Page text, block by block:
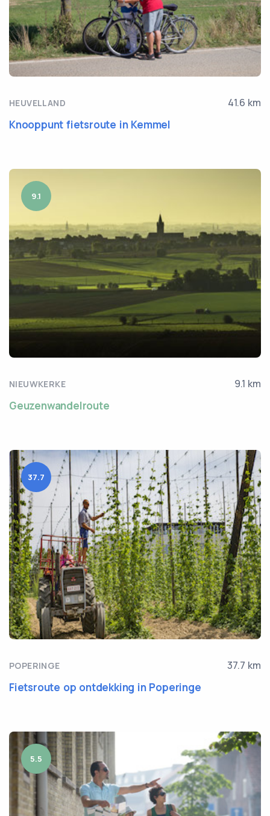
HEUVELLAND 41.6 km
Knooppunt fietsroute in Kemmel
9.1
NIEUWKERKE 9.1 km
Geuzenwandelroute
37.7
POPERINGE 37.7 km
Fietsroute op ontdekking in Poperinge
5.5